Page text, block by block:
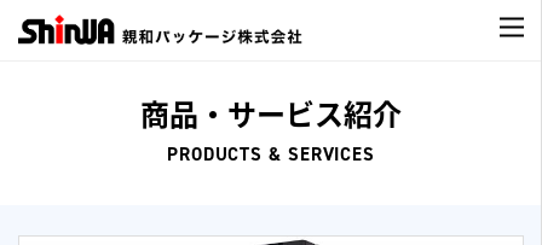
商品・サービス紹介
PRODUCTS & SERVICES